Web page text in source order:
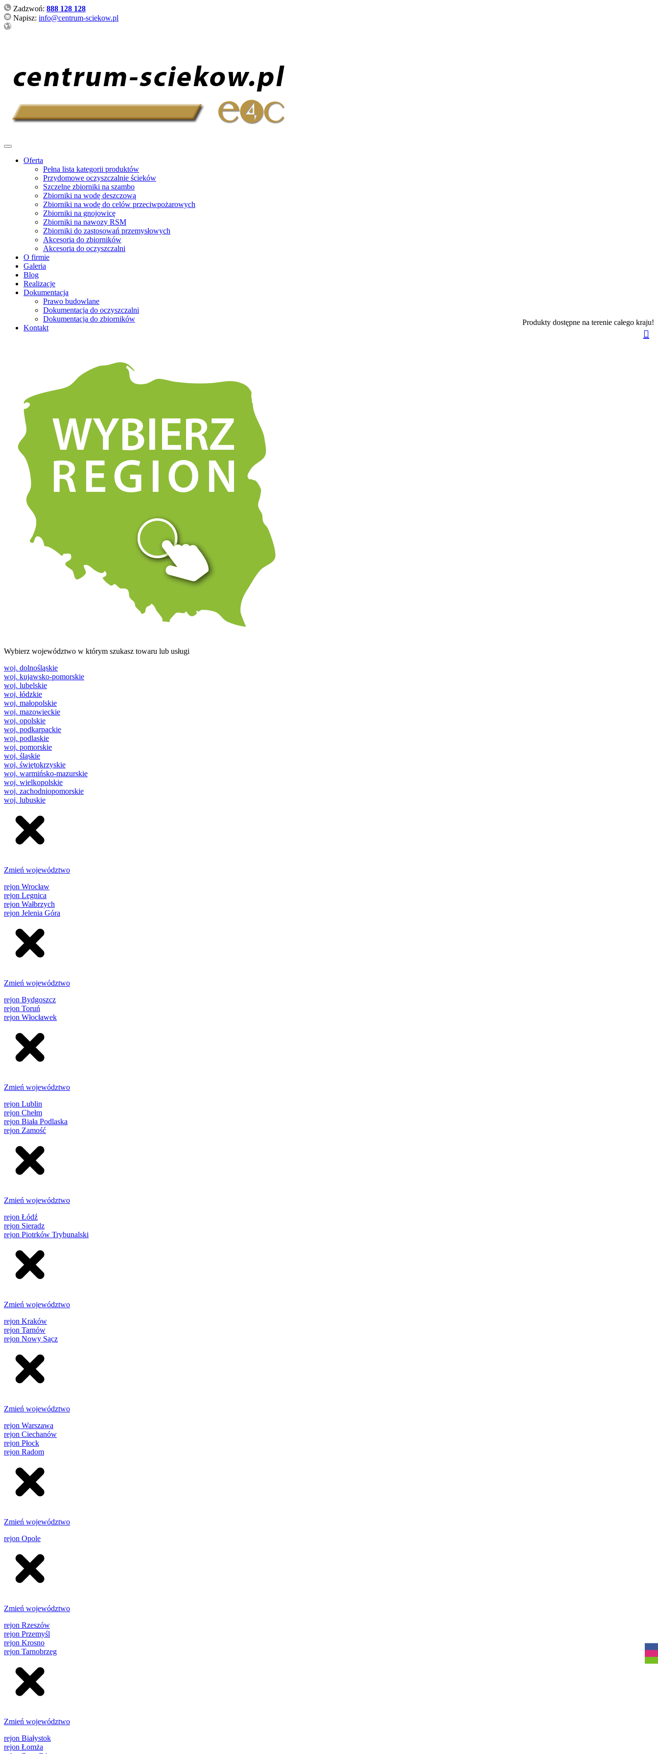
Zadzwoń: 888 128 128
Napisz: info@centrum-sciekow.pl
Oferta
Pełna lista kategorii produktów
Przydomowe oczyszczalnie ścieków
Szczelne zbiorniki na szambo
Zbiorniki na wodę deszczową
Zbiorniki na wodę do celów przeciwpożarowych
Zbiorniki na gnojowicę
Zbiorniki na nawozy RSM
Zbiorniki do zastosowań przemysłowych
Akcesoria do zbiorników
Akcesoria do oczyszczalni
O firmie
Galeria
Blog
Realizacje
Dokumentacja
Prawo budowlane
Dokumentacja do oczyszczalni
Dokumentacja do zbiorników
Kontakt
Produkty dostępne na terenie całego kraju!
Wybierz województwo w którym szukasz towaru lub usługi
woj. dolnośląskie
woj. kujawsko-pomorskie
woj. lubelskie
woj. łódzkie
woj. małopolskie
woj. mazowieckie
woj. opolskie
woj. podkarpackie
woj. podlaskie
woj. pomorskie
woj. śląskie
woj. świętokrzyskie
woj. warmińsko-mazurskie
woj. wielkopolskie
woj. zachodniopomorskie
woj. lubuskie
Zmień województwo
rejon Wrocław
rejon Legnica
rejon Wałbrzych
rejon Jelenia Góra
Zmień województwo
rejon Bydgoszcz
rejon Toruń
rejon Włocławek
Zmień województwo
rejon Lublin
rejon Chełm
rejon Biała Podlaska
rejon Zamość
Zmień województwo
rejon Łódź
rejon Sieradz
rejon Piotrków Trybunalski
Zmień województwo
rejon Kraków
rejon Tarnów
rejon Nowy Sącz
Zmień województwo
rejon Warszawa
rejon Ciechanów
rejon Płock
rejon Radom
Zmień województwo
rejon Opole
Zmień województwo
rejon Rzeszów
rejon Przemyśl
rejon Krosno
rejon Tarnobrzeg
Zmień województwo
rejon Białystok
rejon Łomża